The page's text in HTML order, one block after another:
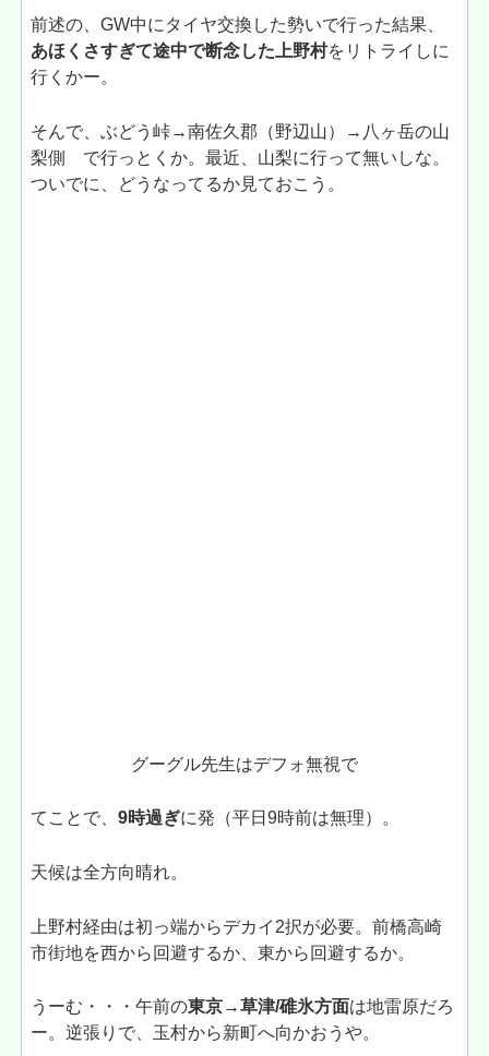
前述の、GW中にタイヤ交換した勢いで行った結果、
あほくさすぎて途中で断念した上野村をリトライしに
行くかー。
そんで、ぶどう峠→南佐久郡（野辺山）→八ヶ岳の山
梨側 で行っとくか。最近、山梨に行って無いしな。
ついでに、どうなってるか見ておこう。
グーグル先生はデフォ無視で
てことで、9時過ぎに発（平日9時前は無理）。
天候は全方向晴れ。
上野村経由は初っ端からデカイ2択が必要。前橋高崎
市街地を西から回避するか、東から回避するか。
うーむ・・・午前の東京→草津/碓氷方面は地雷原だろ
ー。逆張りで、玉村から新町へ向かおうや。